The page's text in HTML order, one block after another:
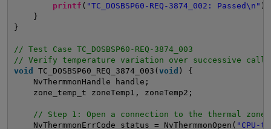
printf ( "TC_DOSBSP60-REQ-3874_002: Passed\n" );
}
}
// Test Case TC_DOSBSP60-REQ-3874_003
// Verify temperature variation over successive calls
void
TC_DOSBSP60_REQ_3874_003(void ) {
NvThermmonHandle handle;
zone_temp_t zoneTemp1, zoneTemp2;
// Step 1: Open a connection to the thermal zone
NvThermmonErrCode status = NvThermmonOpen( "CPU-